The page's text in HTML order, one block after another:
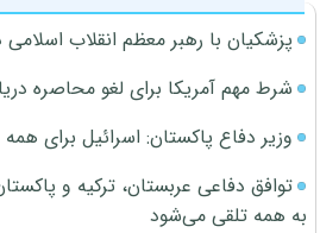
پزشکیان با رهبر معظم انقلاب
شرط مهم آمریکا برای لغو محاصره
وزیر دفاع پاکستان: اسرائیل برای
توافق دفاعی عربستان، ترکیه و
به همه تلقی می‌شود